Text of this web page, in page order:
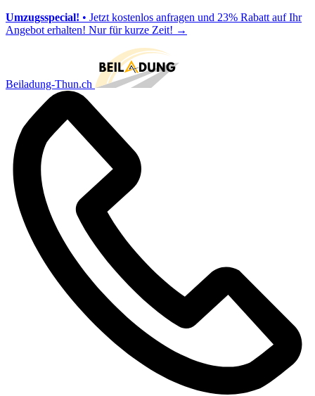
Umzugsspecial! • Jetzt kostenlos anfragen und 23% Rabatt auf Ihr
Angebot erhalten! Nur für kurze Zeit! →
Beiladung-Thun.ch